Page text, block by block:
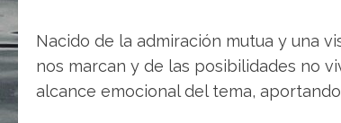
Nacido de la admiración mutua y una
nos marcan y de las posibilidades no
alcance emocional del tema,